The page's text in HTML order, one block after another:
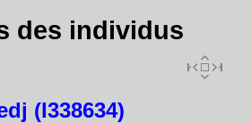
des individus
(I338634)